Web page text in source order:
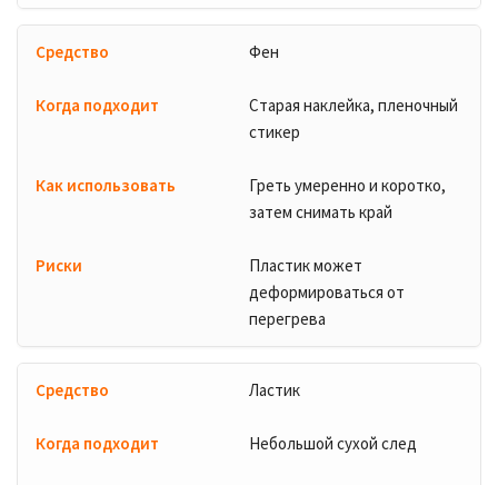
Фен
Старая наклейка, пленочный
стикер
Греть умеренно и коротко,
затем снимать край
Пластик может
деформироваться от
перегрева
Ластик
Небольшой сухой след